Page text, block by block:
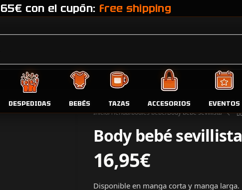
con el cupón: free shipping
DESPEDIDAS BEBÉS TAZAS ACCESORIOS EVENTOS
Inicio Tienda bodies bebe Body bebé sevillista
Body bebé sevillista
16,95€
Disponible en manga corta y manga larga.